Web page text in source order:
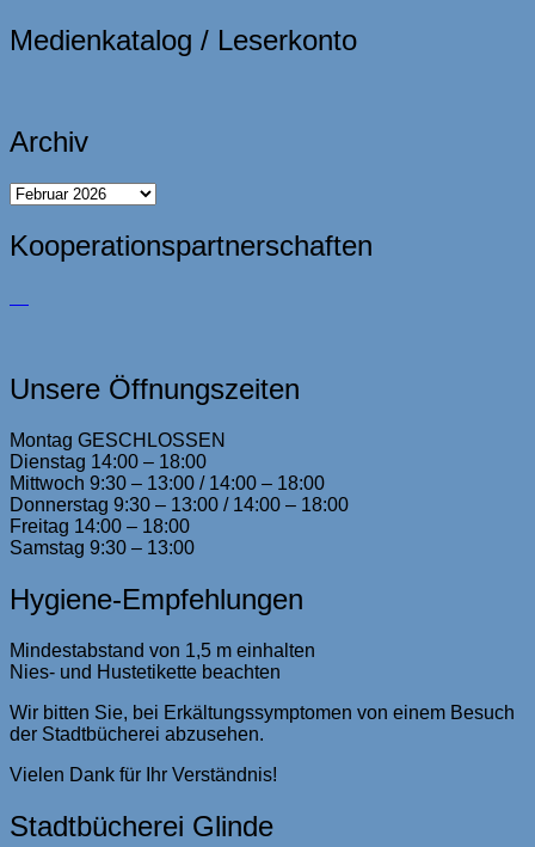
Medienkatalog / Leserkonto
Archiv
Archiv
Kooperationspartnerschaften
Unsere Öffnungszeiten
Montag GESCHLOSSEN
Dienstag 14:00 – 18:00
Mittwoch 9:30 – 13:00 / 14:00 – 18:00
Donnerstag 9:30 – 13:00 / 14:00 – 18:00
Freitag 14:00 – 18:00
Samstag 9:30 – 13:00
Hygiene-Empfehlungen
Mindestabstand von 1,5 m einhalten
Nies- und Hustetikette beachten
Wir bitten Sie, bei Erkältungssymptomen von einem Besuch
der Stadtbücherei abzusehen.
Vielen Dank für Ihr Verständnis!
Stadtbücherei Glinde